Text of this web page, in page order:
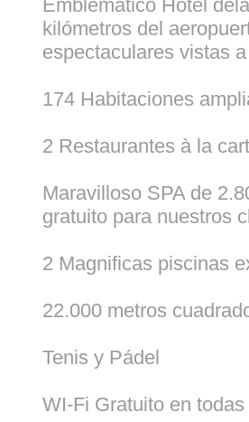
Emblemático Hotel
kilómetros del
espectaculares vistas
174 Habitaciones
2 Restaurantes à la
Maravilloso SPA de
gratuito para nuestros
2 Magnificas piscinas
22.000 metros
Tenis y Pádel
WI-Fi Gratuito en